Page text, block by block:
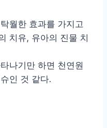
월한 효과를 가지고
치유, 유아의 진물 치
나기만 하면 천연원
인 것 같다.